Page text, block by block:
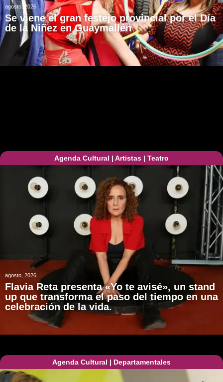
agosto, 2026
Se viene el gran festejo provincial por el Día
de la Niñez en Guaymallén
Agenda Cultural | Artistas | Teatro
agosto, 2026
Flavia Reta presenta «Yo te avisé», un stand
up que transforma el paso del tiempo en una
celebración de la vida.
Agenda Cultural | Departamentales